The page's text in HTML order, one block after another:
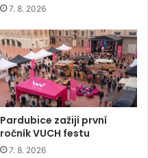
7. 8. 2026
Pardubice zažijí první
ročník VUCH festu
7. 8. 2026